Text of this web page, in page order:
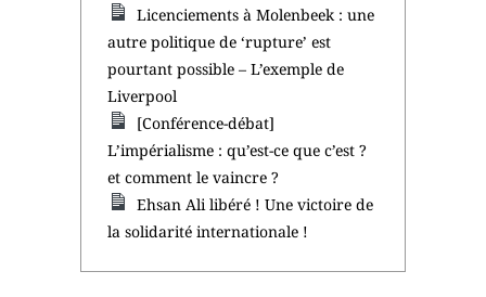
Licenciements à Molenbeek : une
autre politique de ‘rupture’ est
pourtant possible – L’exemple de
Liverpool
[Conférence-débat]
L’impérialisme : qu’est-ce que c’est ?
et comment le vaincre ?
Ehsan Ali libéré ! Une victoire de
la solidarité internationale !